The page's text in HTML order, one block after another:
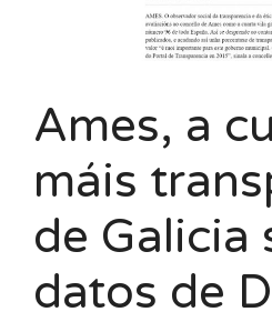
Ames, a
máis
de Galicia
datos de